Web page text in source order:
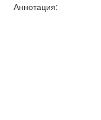
Аннотация: